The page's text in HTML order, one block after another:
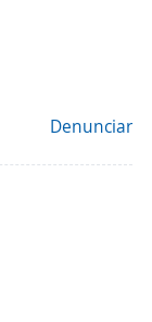
Denunciar